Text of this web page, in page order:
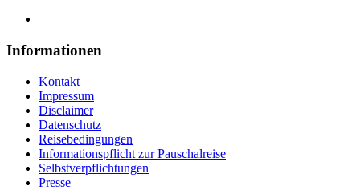
Informationen
Kontakt
Impressum
Disclaimer
Datenschutz
Reisebedingungen
Informationspflicht zur Pauschalreise
Selbstverpflichtungen
Presse